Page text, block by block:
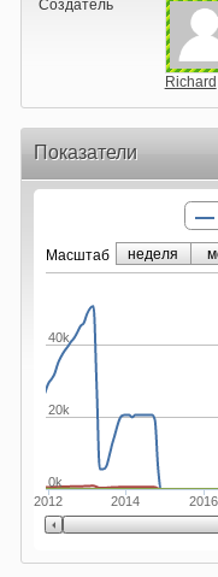
Создатель
Richard
Показатели
Маcштаб
2012 2014 2016
0k
20k
40k
неделя